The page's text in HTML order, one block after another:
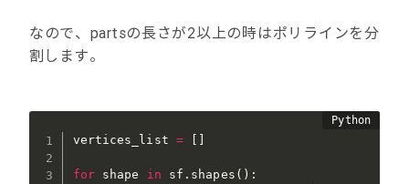
なので、partsの長さが2以上の時はポリラインを分
割します。
vertices_list =
for shape in sf . shapes ( ) :